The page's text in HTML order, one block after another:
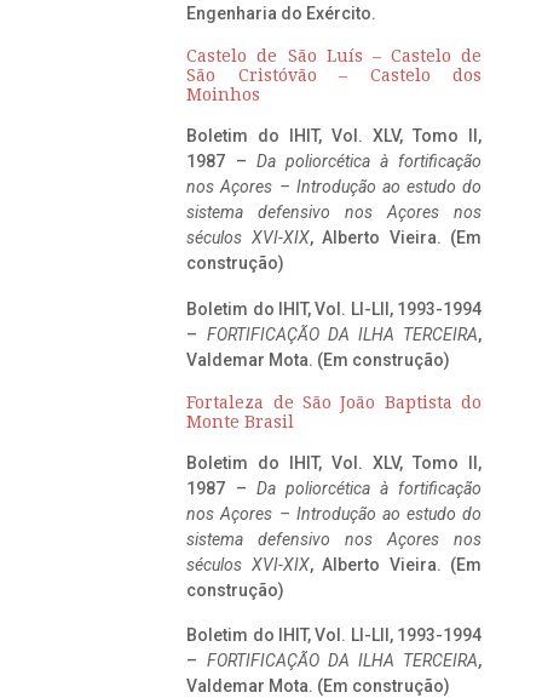
Engenharia do Exército.
Castelo de São Luís – Castelo de
São Cristóvão – Castelo dos
Moinhos
Boletim do IHIT, Vol. XLV, Tomo II,
1987 – Da poliorcética à fortificação
nos Açores – Introdução ao estudo do
sistema defensivo nos Açores nos
séculos XVI-XIX, Alberto Vieira. (Em
construção)
Boletim do IHIT, Vol. LI-LII, 1993-1994
– FORTIFICAÇÃO DA ILHA TERCEIRA,
Valdemar Mota. (Em construção)
Fortaleza de São João Baptista do
Monte Brasil
Boletim do IHIT, Vol. XLV, Tomo II,
1987 – Da poliorcética à fortificação
nos Açores – Introdução ao estudo do
sistema defensivo nos Açores nos
séculos XVI-XIX, Alberto Vieira. (Em
construção)
Boletim do IHIT, Vol. LI-LII, 1993-1994
– FORTIFICAÇÃO DA ILHA TERCEIRA,
Valdemar Mota. (Em construção)